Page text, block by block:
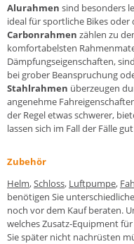
Alurahmen sind besonders
ideal für sportliche Bikes oder
Carbonrahmen zählen zu
komfortabelsten
Dämpfungseigenschaften,
bei grober Beanspruchung
Stahlrahmen überzeugen
angenehme
der Regel etwas schwerer,
lassen sich im Fall der Fälle
Zubehör
Helm,Schloss, Luftpumpe,
benötigen Sie
noch vor dem Kauf beraten.
welches Zusatz-Equipment
Sie später nicht nachrüsten